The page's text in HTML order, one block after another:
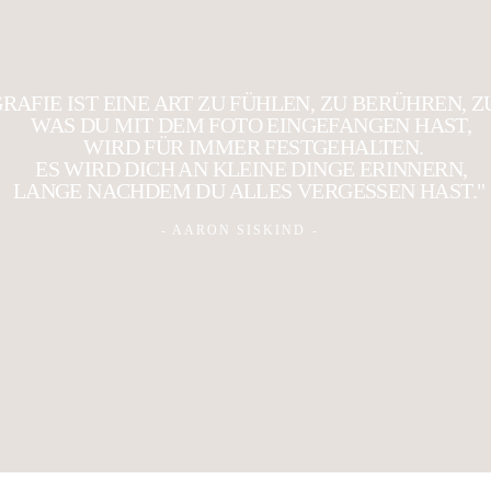
IST EINE ART ZU FÜHLEN, ZU BERÜHREN,
WAS DU MIT DEM FOTO EINGEFANGEN HAST,
WIRD FÜR IMMER FESTGEHALTEN.
ES WIRD DICH AN KLEINE DINGE ERINNERN,
LANGE NACHDEM DU ALLES VERGESSEN HAST."
- AARON SISKIND -